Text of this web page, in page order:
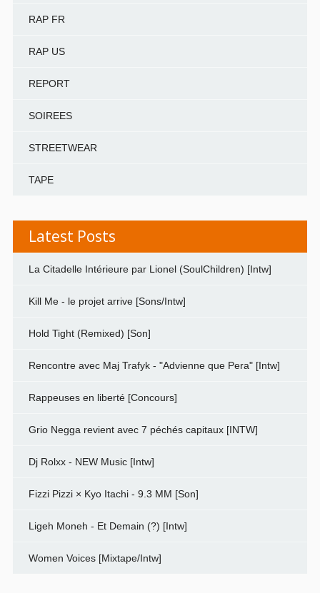
RAP FR
RAP US
REPORT
SOIREES
STREETWEAR
TAPE
Latest Posts
La Citadelle Intérieure par Lionel (SoulChildren) [Intw]
Kill Me - le projet arrive [Sons/Intw]
Hold Tight (Remixed) [Son]
Rencontre avec Maj Trafyk - "Advienne que Pera" [Intw]
Rappeuses en liberté [Concours]
Grio Negga revient avec 7 péchés capitaux [INTW]
Dj Rolxx - NEW Music [Intw]
Fizzi Pizzi × Kyo Itachi - 9.3 MM [Son]
Ligeh Moneh - Et Demain (?) [Intw]
Women Voices [Mixtape/Intw]